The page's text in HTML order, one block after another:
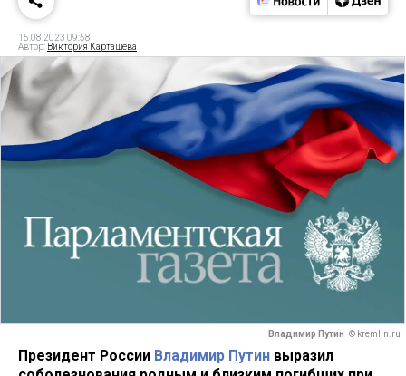
15.08.2023 09:58
Автор: Виктория Карташева
Владимир Путин © kremlin.ru
Президент России Владимир Путин выразил